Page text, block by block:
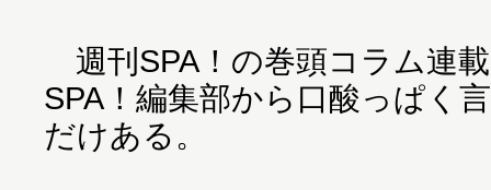
週刊SPA！の巻頭コラム連
SPA！編集部から口酸っぱく
だけある。